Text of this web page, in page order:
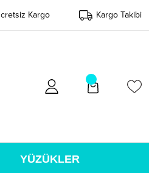
Kargo Kargo Takibi
YÜZÜKLER